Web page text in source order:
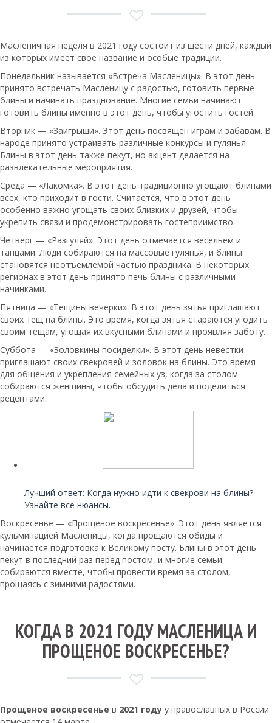
Масленичная неделя в 2021 году состоит из шести дней, каждый
из которых имеет свое название и особые традиции.
Понедельник называется «Встреча Масленицы». В этот день
принято встречать Масленицу с радостью, готовить первые
блины и начинать празднование. Многие семьи начинают
готовить блины именно в этот день, чтобы угостить гостей.
Вторник — «Заигрыши». Этот день посвящен играм и забавам. В
народе принято устраивать различные конкурсы и гулянья.
Блины в этот день также пекут, но акцент делается на
развлекательные мероприятия.
Среда — «Лакомка». В этот день традиционно угощают блинами
всех, кто приходит в гости. Считается, что в этот день
особенно важно угощать своих близких и друзей, чтобы
укрепить связи и продемонстрировать гостеприимство.
Четверг — «Разгуляй». Этот день отмечается весельем и
танцами. Люди собираются на массовые гулянья, и блины
становятся неотъемлемой частью праздника. В некоторых
регионах в этот день принято печь блины с различными
начинками.
Пятница — «Тещины вечерки». В этот день зятья приглашают
своих тещ на блины. Это время, когда зятья стараются угодить
своим тещам, угощая их вкусными блинами и проявляя заботу.
Суббота — «Золовкины посиделки». В этот день невестки
приглашают своих свекровей и золовок на блины. Это время
для общения и укрепления семейных уз, когда за столом
собираются женщины, чтобы обсудить дела и поделиться
рецептами.
Лучший ответ: Когда нужно идти к свекрови на блины?
Узнайте все нюансы.
Воскресенье — «Прощеное воскресенье». Этот день является
кульминацией Масленицы, когда прощаются обиды и
начинается подготовка к Великому посту. Блины в этот день
пекут в последний раз перед постом, и многие семьи
собираются вместе, чтобы провести время за столом,
прощаясь с зимними радостями.
КОГДА В 2021 ГОДУ МАСЛЕНИЦА И
ПРОЩЕНОЕ ВОСКРЕСЕНЬЕ?
Прощеное воскресенье в 2021 году у православных в России